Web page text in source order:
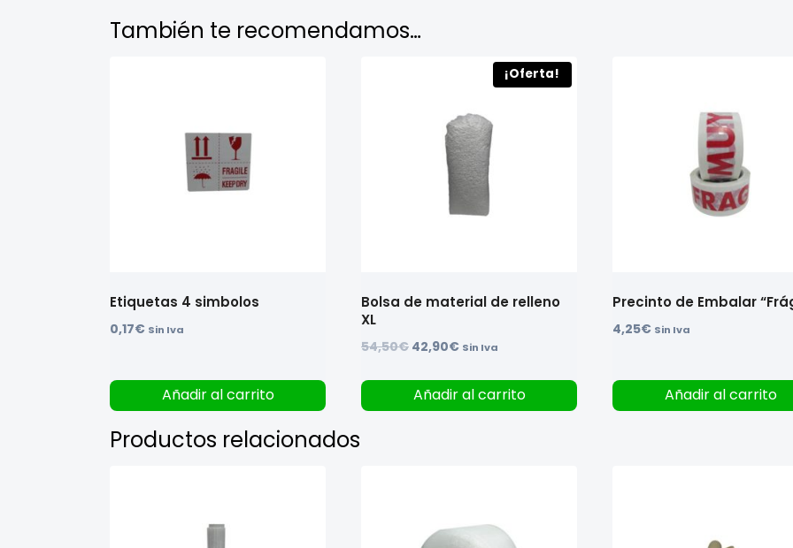
También te recomendamos…
Etiquetas 4 simbolos
0,17€ Sin Iva
Añadir al carrito
¡Oferta!
Bolsa de material de relleno
XL
54,50€ El
original
era:
42,90€El
actual
es:
Sin Iva
Añadir al carrito
Precinto de Embalar
4,25€ Sin Iva
Añadir al carrito
Productos relacionados